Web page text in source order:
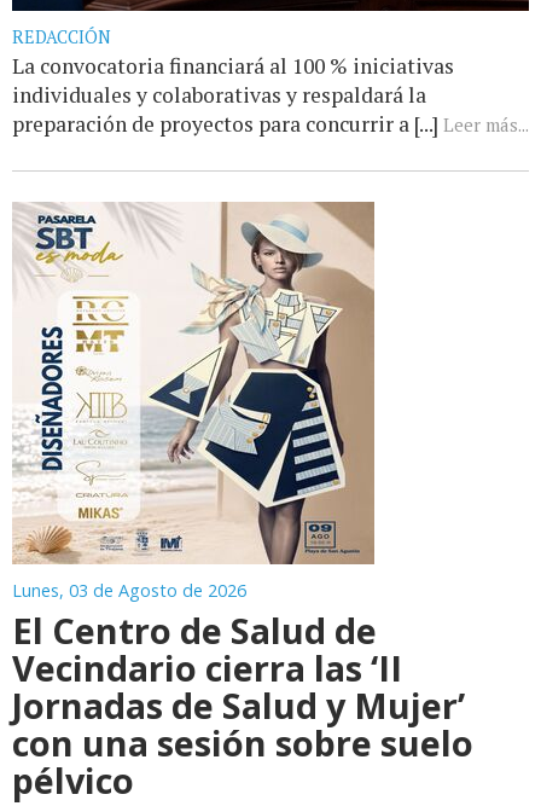
REDACCIÓN
La convocatoria financiará al 100 % iniciativas
individuales y colaborativas y respaldará la
preparación de proyectos para concurrir a [...] Leer más...
Lunes, 03 de Agosto de 2026
El Centro de Salud de
Vecindario cierra las ‘II
Jornadas de Salud y Mujer’
con una sesión sobre suelo
pélvico